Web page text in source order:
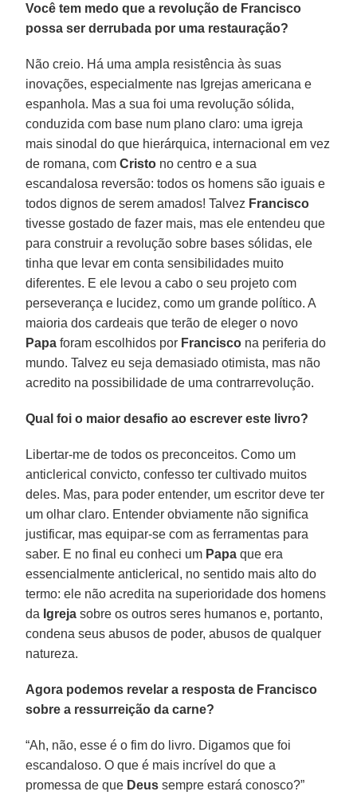
Você tem medo que a revolução de Francisco
possa ser derrubada por uma restauração?
Não creio. Há uma ampla resistência às suas
inovações, especialmente nas Igrejas americana e
espanhola. Mas a sua foi uma revolução sólida,
conduzida com base num plano claro: uma igreja
mais sinodal do que hierárquica, internacional em vez
de romana, comCristo no centro e a sua
escandalosa reversão: todos os homens são iguais e
todos dignos de serem amados! Talvez Francisco
tivesse gostado de fazer mais, mas ele entendeu que
para construir a revolução sobre bases sólidas, ele
tinha que levar em conta sensibilidades muito
diferentes. E ele levou a cabo o seu projeto com
perseverança e lucidez, como um grande político. A
maioria dos cardeais que terão de eleger o novo
Papa foram escolhidos por Francisco na periferia do
mundo. Talvez eu seja demasiado otimista, mas não
acredito na possibilidade de uma contrarrevolução.
Qual foi o maior desafio ao escrever este livro?
Libertar-me de todos os preconceitos. Como um
anticlerical convicto, confesso ter cultivado muitos
deles. Mas, para poder entender, um escritor deve ter
um olhar claro. Entender obviamente não significa
justificar, mas equipar-se com as ferramentas para
saber. E no final eu conheci um Papa que era
essencialmente anticlerical, no sentido mais alto do
termo: ele não acredita na superioridade dos homens
da Igreja sobre os outros seres humanos e, portanto,
condena seus abusos de poder, abusos de qualquer
natureza.
Agora podemos revelar a resposta de Francisco
sobre a ressurreição da carne?
“Ah, não, esse é o fim do livro. Digamos que foi
escandaloso. O que é mais incrível do que a
promessa de que Deus sempre estará conosco?”